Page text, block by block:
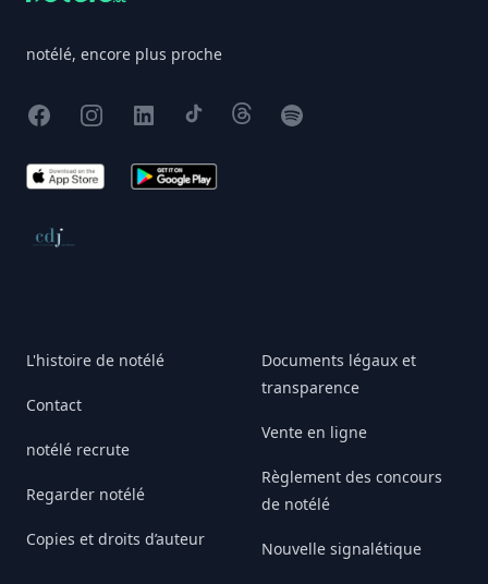
notélé, encore plus proche
FacebookInstagram
X TikTokThreadsSpotify
App Store Google Play
Conseil de déontologie journalistique
L'histoire de notélé
Contact
notélé recrute
Regarder notélé
Copies et droits d’auteur
Documents légaux et
transparence
Vente en ligne
Règlement des concours
de notélé
Nouvelle signalétique